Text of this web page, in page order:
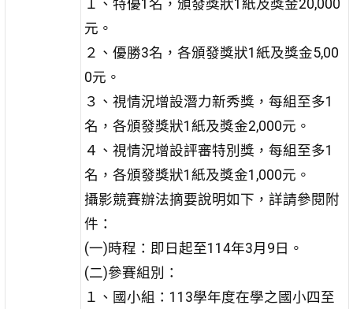
１、特優1名，頒發獎狀1紙及獎金20,000
元。
２、優勝3名，各頒發獎狀1紙及獎金5,00
0元。
３、視情況增設潛力新秀獎，每組至多1
名，各頒發獎狀1紙及獎金2,000元。
４、視情況增設評審特別獎，每組至多1
名，各頒發獎狀1紙及獎金1,000元。
攝影競賽辦法摘要說明如下，詳請參閱附
件：
(一)時程：即日起至114年3月9日。
(二)參賽組別：
１、國小組：113學年度在學之國小四至